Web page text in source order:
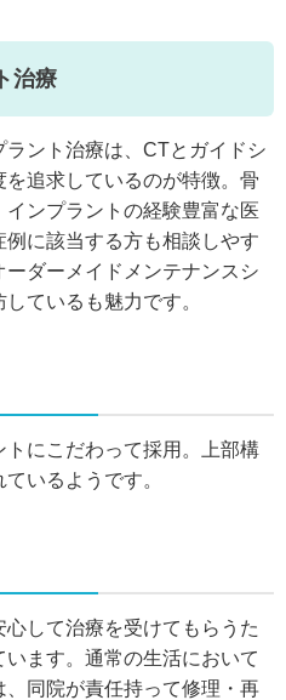
治療
ント治療は、CTとガイドシ
追求しているのが特徴。骨
ンプラントの経験豊富な医
に該当する方も相談しやす
ダーメイドメンテナンスシ
ているも魅力です。
にこだわって採用。上部構
いるようです。
して治療を受けてもらうた
ます。通常の生活において
同院が責任持って修理・再